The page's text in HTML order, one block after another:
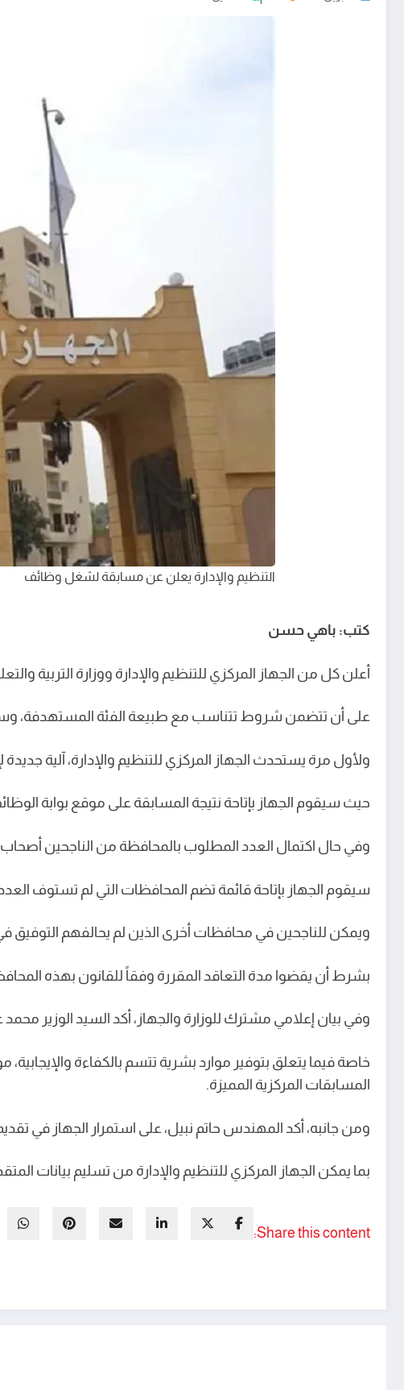
التنظيم والإدارة يعلن عن مسابقة لشغل وظائف
كتب: باهي حسن
أعلن كل من الجهاز المركزي للتنظيم والإدارة ووزارة
على أن تتضمن شروط تتناسب مع طبيعة الفئة المستهدفة،
ولأول مرة يستحدث الجهاز المركزي للتنظيم والإدارة، آلية
حيث سيقوم الجهاز بإتاحة نتيجة المسابقة على موقع بوابة
وفي حال اكتمال العدد المطلوب بالمحافظة من الناجحين
سيقوم الجهاز بإتاحة قائمة تضم المحافظات التي لم تستوف
ويمكن للناجحين في محافظات أخرى الذين لم يحالفهم التوفيق
بشرط أن يقضوا مدة التعاقد المقررة وفقاً للقانون بهذه
وفي بيان إعلامي مشترك للوزارة والجهاز، أكد السيد الوزير
خاصة فيما يتعلق بتوفير موارد بشرية تتسم بالكفاءة
المسابقات المركزية المميزة.
ومن جانبه، أكد المهندس حاتم نبيل، على استمرار الجهاز في
بما يمكن الجهاز المركزي للتنظيم والإدارة من تسليم بيانات
Share this content: